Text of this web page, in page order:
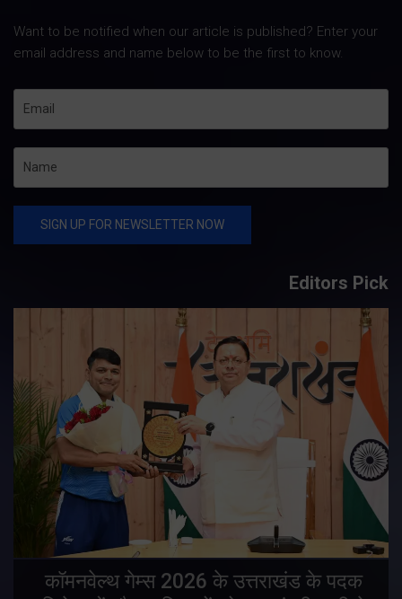
Want to be notified when our article is published? Enter your
email address and name below to be the first to know.
Editors Pick
कॉमनवेल्थ गेम्स 2026 के उत्तराखंड के पदक